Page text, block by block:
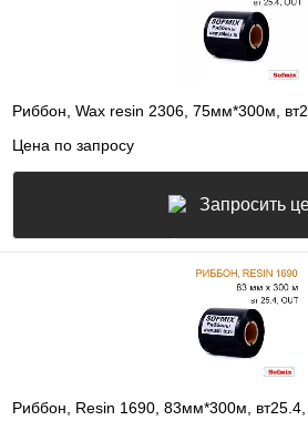
Риббон, Wax resin 2306, 75мм*300м,
Цена по запросу
Запросить
Риббон, Resin 1690, 83мм*300м,